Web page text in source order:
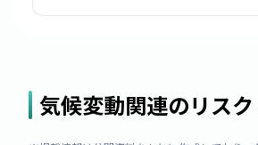
気候変動関連のリス